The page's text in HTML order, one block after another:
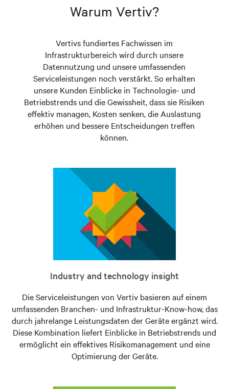
Technikern, in Rekordzeit auf Anfragen zu reagieren,
Störung eine erstklassige Erstbehebungsrate.
Warum Vertiv?
Vertivs fundiertes Fachwissen im
Infrastrukturbereich wird durch unsere
Datennutzung und unsere umfassenden
Serviceleistungen noch verstärkt. So erhalten
unsere Kunden Einblicke in Technologie- und
Betriebstrends und die Gewissheit, dass sie Risiken
effektiv managen, Kosten senken, die Auslastung
erhöhen und bessere Entscheidungen treffen
können.
Industry and technology insight
Die Serviceleistungen von Vertiv basieren auf einem
umfassenden Branchen- und Infrastruktur-Know-how, das
durch jahrelange Leistungsdaten der Geräte ergänzt wird.
Diese Kombination liefert Einblicke in Betriebstrends und
ermöglicht ein effektives Risikomanagement und eine
Optimierung der Geräte.